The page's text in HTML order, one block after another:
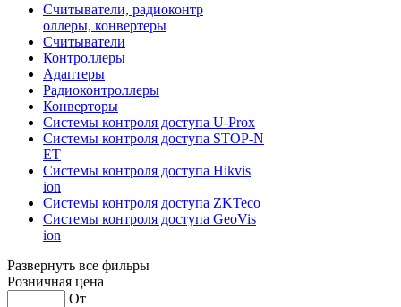
Считыватели, радиоконтр
оллеры, конвертеры
Считыватели
Контроллеры
Адаптеры
Радиоконтроллеры
Конверторы
Системы контроля доступа U-Prox
Системы контроля доступа STOP-N
ET
Системы контроля доступа Hikvis
ion
Системы контроля доступа ZKTeco
Системы контроля доступа GeoVis
ion
Развернуть все фильры
Розничная цена
От